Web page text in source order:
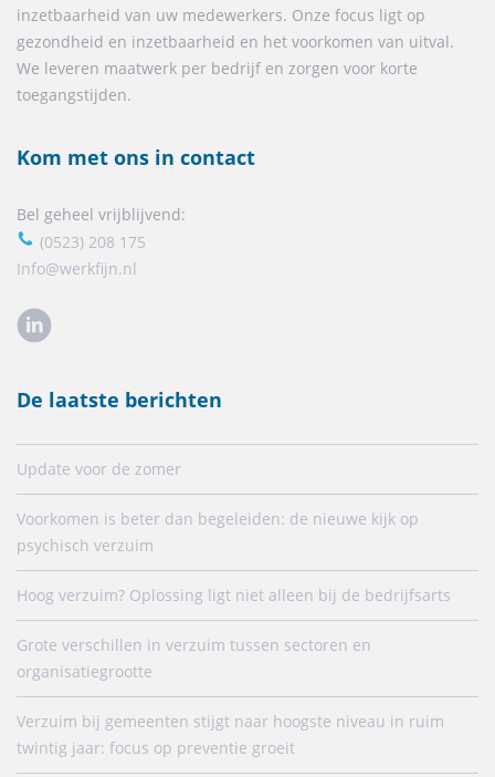
inzetbaarheid van uw medewerkers. Onze focus ligt op
gezondheid en inzetbaarheid en het voorkomen van uitval.
We leveren maatwerk per bedrijf en zorgen voor korte
toegangstijden.
Kom met ons in contact
Bel geheel vrijblijvend:
(0523) 208 175
Info@werkfijn.nl
De laatste berichten
Update voor de zomer
Voorkomen is beter dan begeleiden: de nieuwe kijk op
psychisch verzuim
Hoog verzuim? Oplossing ligt niet alleen bij de bedrijfsarts
Grote verschillen in verzuim tussen sectoren en
organisatiegrootte
Verzuim bij gemeenten stijgt naar hoogste niveau in ruim
twintig jaar: focus op preventie groeit